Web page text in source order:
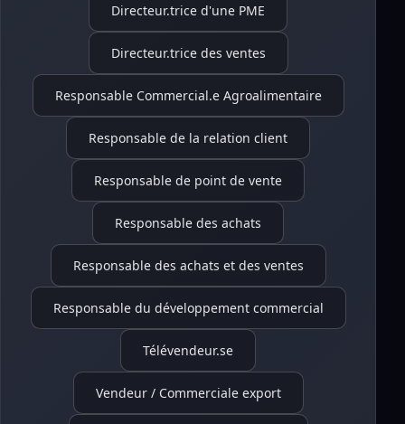
Directeur.trice d'une PME
Directeur.trice des ventes
Responsable Commercial.e Agroalimentaire
Responsable de la relation client
Responsable de point de vente
Responsable des achats
Responsable des achats et des ventes
Responsable du développement commercial
Télévendeur.se
Vendeur / Commerciale export